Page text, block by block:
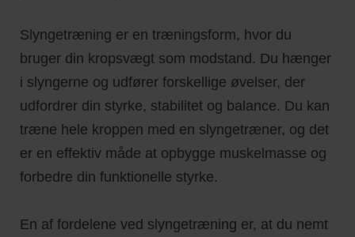
Slyngetræning er en træningsform, hvor du
bruger din kropsvægt som modstand. Du hænger
i slyngerne og udfører forskellige øvelser, der
udfordrer din styrke, stabilitet og balance. Du kan
træne hele kroppen med en slyngetræner, og det
er en effektiv måde at opbygge muskelmasse og
forbedre din funktionelle styrke.
En af fordelene ved slyngetræning er, at du nemt